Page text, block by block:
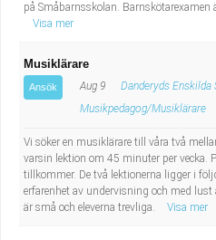
på Småbarnsskolan. Barnskötarexamen
Visa mer
Musiklärare
Ansök Aug 9
Danderyds Enskilda
Musikpedagog/Musiklärare
Vi söker en musiklärare till våra två
varsin lektion om 45 minuter per vecka.
tillkommer. De två lektionerna ligger i
erfarenhet av undervisning och med lust
är små och eleverna trevliga.
Visa mer